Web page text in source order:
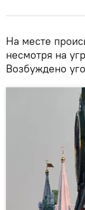
На месте
несмотря на
Возбуждено